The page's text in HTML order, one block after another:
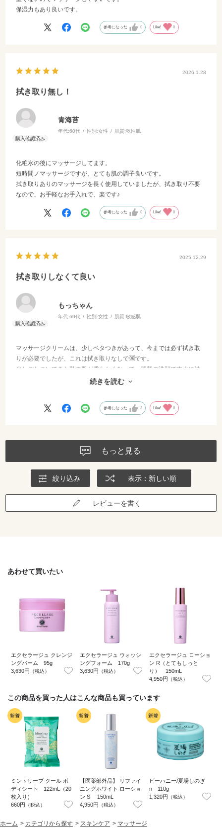
保湿力もあり良いです。
参考になった 0 Like! 0
2026.1.28
拭き取り無し！
青海苔
年代:60代 性別:女性 肌質:乾性肌
化粧水の後にマッサージしてます。
短時間ノマッサージですが、とても肌の調子良いです。
拭き取りありのマッサージを長く使用していましたが、拭き取り不要
なので、お手軽なお手入れで、楽です♪
参考になった 0 Like! 0
2025.12.29
拭き取りしなくて良い
もっちゃん
年代:60代 性別:女性 肌質:敏感肌
マッサージクリームは、少しベタつきがあって、今までは必ず拭き取
りが必要でしたが、これは拭き取りなしで🆗です。
少しごわついてきた私の肌が柔らかくなって、翌朝の洗顔ですぐに結
続きを読む
参考になった 2 Like! 0
もっと見る
絞り込み 表示：新しい順
レビューを書く
あわせて買いたい
エクセラージュ クレンジ
ングバーム 95g
3,630円 （税込）
エクセラージュ ウォッシ
ングフォーム 170g
3,630円
（税込）
エクセラージュ ローショ
ン R（とてもしっと
り） 150mL
4,950円 （税込）
この商品を買った人はこんな商品も買っています
ミントリープ クール ボ
ディシート 122mL（20
枚入り）
660円 （税込）
【医薬部外品】 リファイ
ニングホワイト ローショ
ン S 150mL
4,950円
（税込）
ビーハニー/夏場しのぎ
n 110g
1,320円 （税込）
ホーム > カテゴリから探す > スキンケア > マッサージ